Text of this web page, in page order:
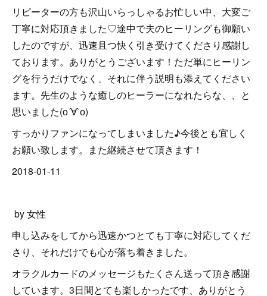
リピーターの方も沢山いらっしゃるお忙しい中、大変ご
丁寧に対応頂きました♡途中で夫のヒーリングも御願い
したのですが、迅速且つ快く引き受けてくださり感謝し
ております。ありがとうございます！ただ単にヒーリン
グを行うだけでなく、それに伴う説明も添えてください
ます。先生のような癒しのヒーラーになれたらな、、と
思いました(о´∀`о)
すっかりファンになってしまいました♪今後とも宜しく
お願い致します。また継続させて頂きます！
2018-01-11
by 女性
申し込みをしてから迅速かつとても丁寧に対応してくだ
さり、それだけでも心が落ち着きました。
オラクルカードのメッセージもたくさん送って頂き感謝
しています。3日間とても楽しかったです、ありがとう